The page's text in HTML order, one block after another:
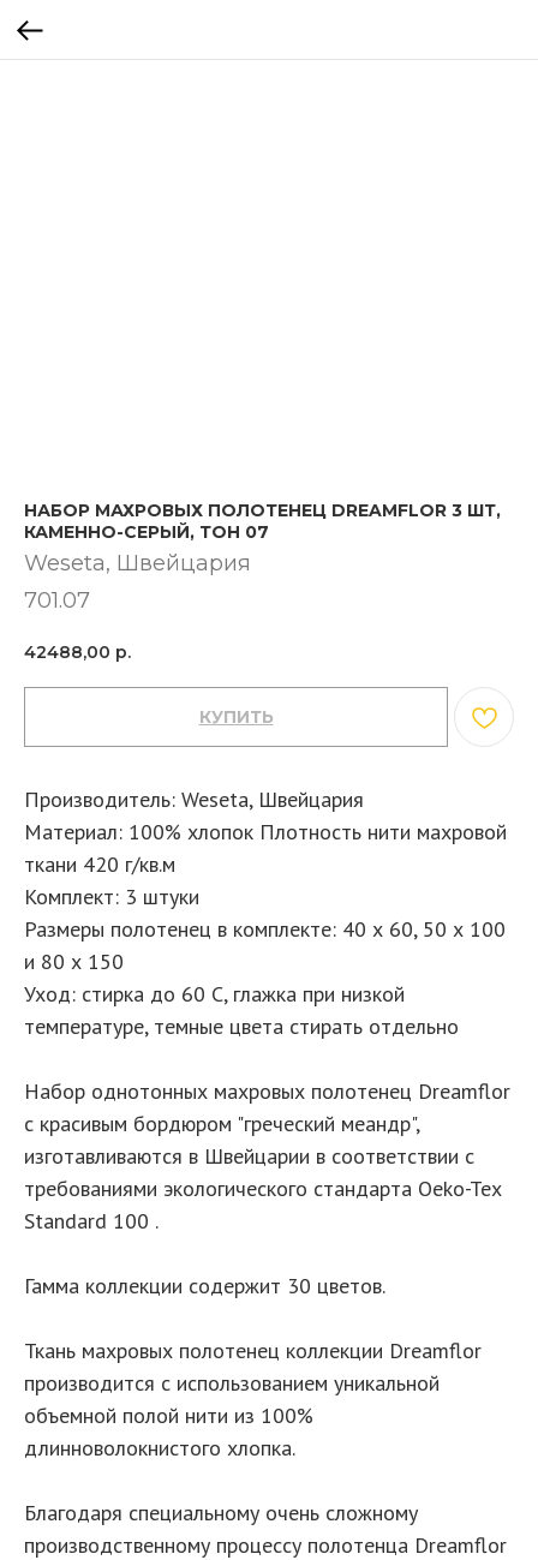
НАБОР МАХРОВЫХ ПОЛОТЕНЕЦ DREAMFLOR 3 ШТ,
КАМЕННО-СЕРЫЙ, ТОН 07
Weseta, Швейцария
701.07
42488,00 р.
КУПИТЬ
Производитель: Weseta, Швейцария
Материал: 100% хлопок Плотность нити махровой
ткани 420 г/кв.м
Комплект: 3 штуки
Размеры полотенец в комплекте: 40 х 60, 50 х 100
и 80 х 150
Уход: стирка до 60 С, глажка при низкой
температуре, темные цвета стирать отдельно
Набор однотонных махровых полотенец Dreamflor
с красивым бордюром "греческий меандр",
изготавливаются в Швейцарии в соответствии с
требованиями экологического стандарта Oeko-Tex
Standard 100 .
Гамма коллекции содержит 30 цветов.
Ткань махровых полотенец коллекции Dreamflor
производится с использованием уникальной
объемной полой нити из 100%
длинноволокнистого хлопка.
Благодаря специальному очень сложному
производственному процессу полотенца Dreamflor